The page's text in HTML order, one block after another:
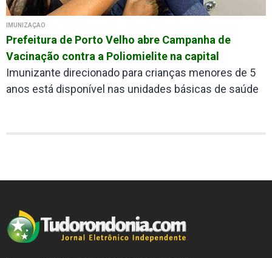
IMUNIZAÇÃO
Prefeitura de Porto Velho abre Campanha de
Vacinação contra a Poliomielite na capital
Imunizante direcionado para crianças menores de 5
anos está disponível nas unidades básicas de saúde